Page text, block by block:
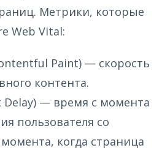
Метрики, которые
Web Vital:
Paint) — скорость
контента.
Delay) — время с момента
пользователя со
когда страница